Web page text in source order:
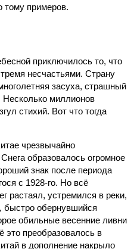
тому примеров.
приключилось то, что
несчастьями. Страну
засуха, страшный
Несколько миллионов
стихий. Вот что тогда
чрезвычайно
образовалось огромное
знак после периода
с 1928-го. Но всё
растаял, устремился в реки,
быстро обернувшийся
обильные весенние ливни
это преобразовалось в
в дополнение накрыло